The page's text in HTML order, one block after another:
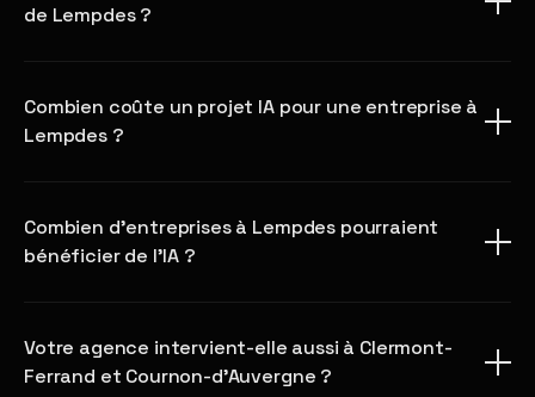
de Lempdes ?
Combien coûte un projet IA pour une entreprise à
Lempdes ?
Combien d'entreprises à Lempdes pourraient
bénéficier de l'IA ?
Votre agence intervient-elle aussi à Clermont-
Ferrand et Cournon-d'Auvergne ?